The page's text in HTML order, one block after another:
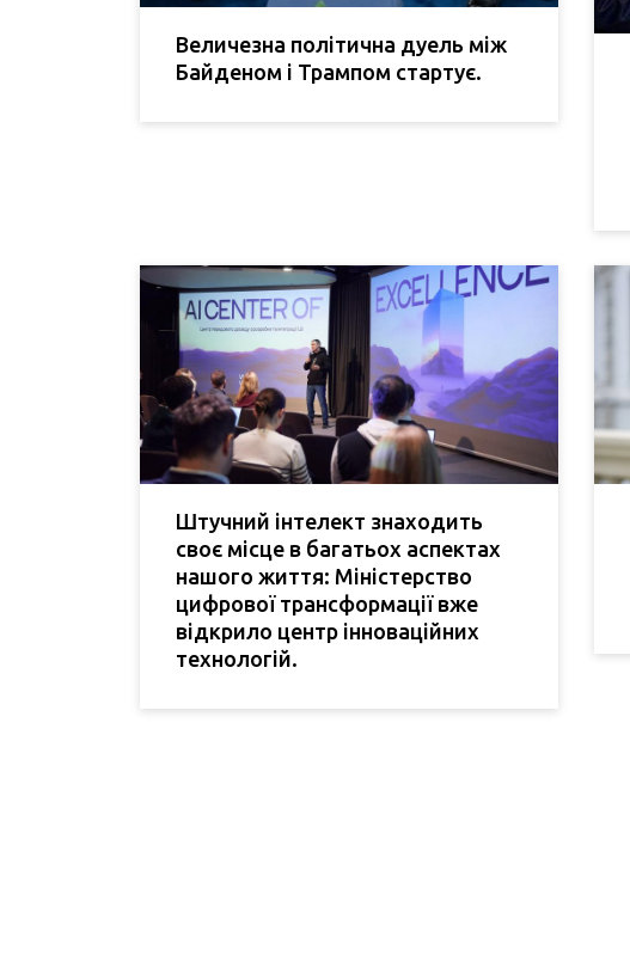
Величезна політична дуель між
Байденом і Трампом стартує.
Штучний інтелект знаходить
своє місце в багатьох аспектах
нашого життя: Міністерство
цифрової трансформації вже
відкрило центр інноваційних
технологій.